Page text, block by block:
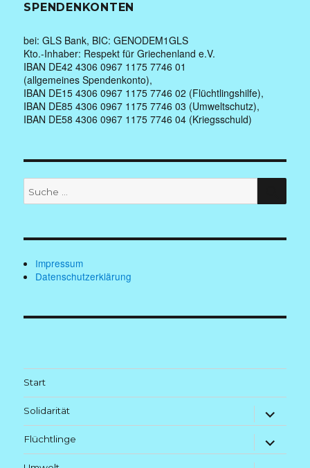
SPENDENKONTEN
bei: GLS Bank, BIC: GENODEM1GLS
Kto.-Inhaber: Respekt für Griechenland e.V.
IBAN DE42 4306 0967 1175 7746 01
(allgemeines Spendenkonto),
IBAN DE15 4306 0967 1175 7746 02 (Flüchtlingshilfe),
IBAN DE85 4306 0967 1175 7746 03 (Umweltschutz),
IBAN DE58 4306 0967 1175 7746 04 (Kriegsschuld)
nach:
Impressum
Datenschutzerklärung
Start
Solidarität
Untermenü
anzeigen
Flüchtlinge
Untermenü
anzeigen